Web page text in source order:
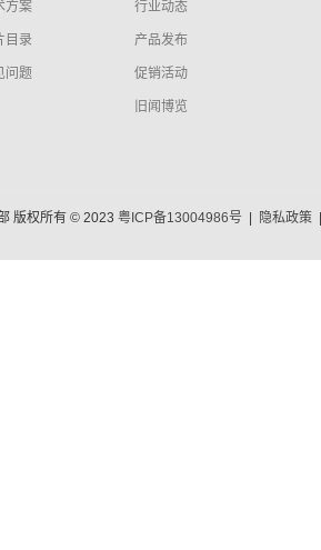
方案
目录
问题
行业动态
产品发布
促销活动
旧闻博览
版权所有 © 2023 粤ICP备13004986号 隐私政策